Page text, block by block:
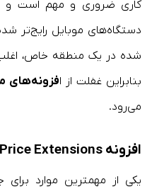
کاری ضروری و مهم است و
دستگاه‌های موبایل رایج‌تر
شده در یک منطقه خاص،
بنابراین غفلت از افزونه‌های
می‌رود.
افزونه Price Extensions
یکی از مهمترین موارد